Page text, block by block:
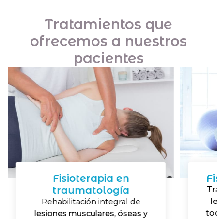
Tratamientos que
ofrecemos a nuestros
pacientes
Fisioterapia en
traumatología
Rehabilitación integral de
lesiones musculares, óseas y